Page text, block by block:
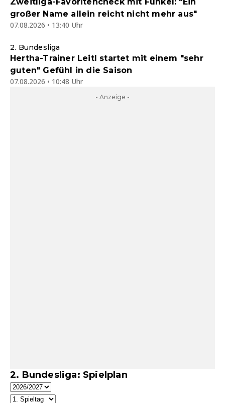
Zweitliga-Favoritencheck mit Funkel: "Ein
großer Name allein reicht nicht mehr aus"
07.08.2026 • 13:40 Uhr
2. Bundesliga
Hertha-Trainer Leitl startet mit einem "sehr
guten" Gefühl in die Saison
07.08.2026 • 10:48 Uhr
- Anzeige -
2. Bundesliga: Spielplan